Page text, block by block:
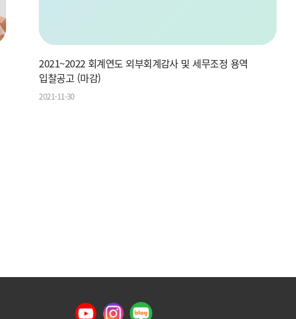
2021~2022 회계연도 외부회계감사 및 세무조정 용역
입찰공고 (마감)
2021-11-30